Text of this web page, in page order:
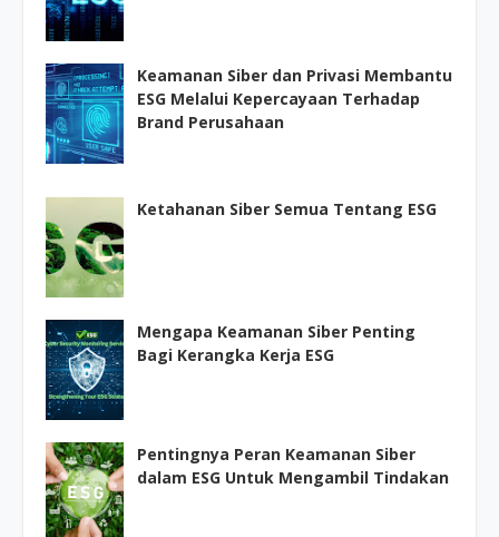
Keamanan Siber dan Privasi Membantu
ESG Melalui Kepercayaan Terhadap
Brand Perusahaan
Ketahanan Siber Semua Tentang ESG
Mengapa Keamanan Siber Penting
Bagi Kerangka Kerja ESG
Pentingnya Peran Keamanan Siber
dalam ESG Untuk Mengambil Tindakan